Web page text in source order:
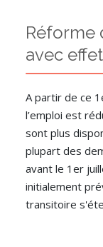
Réforme
avec
A partir de ce
l’emploi est
sont plus
plupart des
avant le 1er
initialement
transitoire